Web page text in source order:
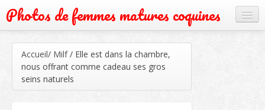
Photos de femmes matures coquines
Grand mère
Mature
Accueil/ Milf / Elle est dans la chambre,
nous offrant comme cadeau ses gros
seins naturels